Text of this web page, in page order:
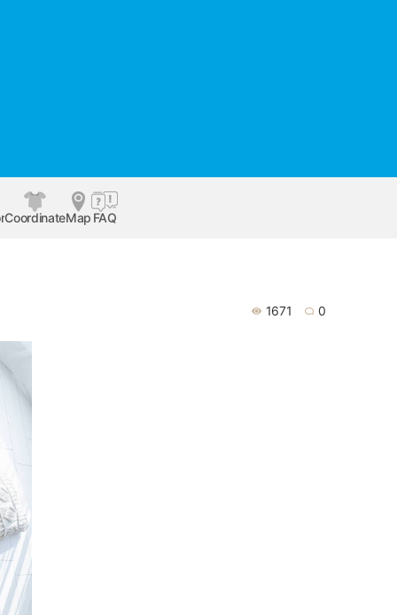
CoordinateMap FAQ
1671 0